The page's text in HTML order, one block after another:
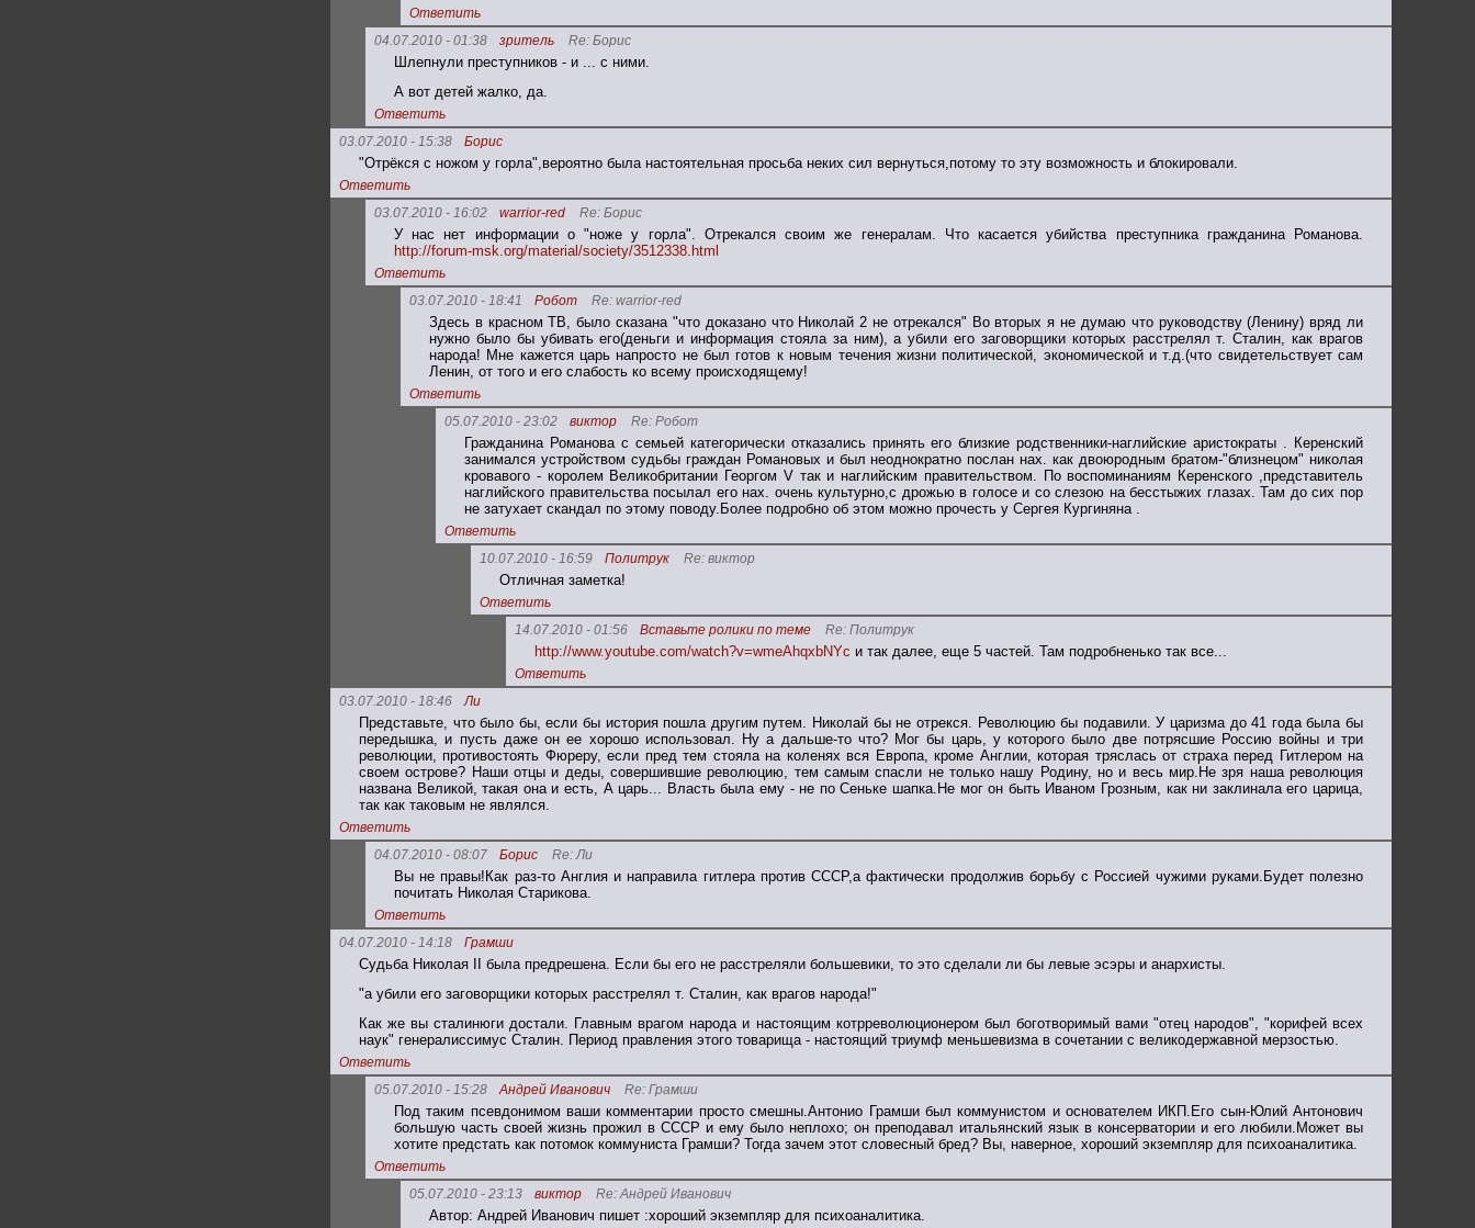
Ответить
04.07.2010 - 01:38
зритель Re: Борис
Шлепнули преступников - и ... с ними.
А вот детей жалко, да.
Ответить
03.07.2010 - 15:38
Борис
"Отрёкся с ножом у горла",вероятно была настоятельная просьба неких сил вернуться,потому то эту возможность и блокировали.
Ответить
03.07.2010 - 16:02
warrior-red Re: Борис
У нас нет информации о "ноже у горла". Отрекался своим же генералам. Что касается убийства преступника гражданина Романова.
http://forum-msk.org/material/society/3512338.html
Ответить
03.07.2010 - 18:41
Робот Re: warrior-red
Здесь в красном ТВ, было сказана "что доказано что Николай 2 не отрекался" Во вторых я не думаю что руководству (Ленину) вряд ли
нужно было бы убивать его(деньги и информация стояла за ним), а убили его заговорщики которых расстрелял т. Сталин, как врагов
народа! Мне кажется царь напросто не был готов к новым течения жизни политической, экономической и т.д.(что свидетельствует сам
Ленин, от того и его слабость ко всему происходящему!
Ответить
05.07.2010 - 23:02
виктор Re: Робот
Гражданина Романова с семьей категорически отказались принять его близкие родственники-наглийские аристократы . Керенский
занимался устройством судьбы граждан Романовых и был неоднократно послан нах. как двоюродным братом-"близнецом" николая
кровавого - королем Великобритании Георгом V так и наглийским правительством. По воспоминаниям Керенского ,представитель
наглийского правительства посылал его нах. очень культурно,с дрожью в голосе и со слезою на бесстыжих глазах. Там до сих пор
не затухает скандал по этому поводу.Более подробно об этом можно прочесть у Сергея Кургиняна .
Ответить
10.07.2010 - 16:59
Политрук Re: виктор
Отличная заметка!
Ответить
14.07.2010 - 01:56
Вставьте ролики по теме Re: Политрук
http://www.youtube.com/watch?v=wmeAhqxbNYc и так далее, еще 5 частей. Там подробненько так все...
Ответить
03.07.2010 - 18:46
Ли
Представьте, что было бы, если бы история пошла другим путем. Николай бы не отрекся. Революцию бы подавили. У царизма до 41 года была бы
передышка, и пусть даже он ее хорошо использовал. Ну а дальше-то что? Мог бы царь, у которого было две потрясшие Россию войны и три
революции, противостоять Фюреру, если пред тем стояла на коленях вся Европа, кроме Англии, которая тряслась от страха перед Гитлером на
своем острове? Наши отцы и деды, совершившие революцию, тем самым спасли не только нашу Родину, но и весь мир.Не зря наша революция
названа Великой, такая она и есть, А царь... Власть была ему - не по Сеньке шапка.Не мог он быть Иваном Грозным, как ни заклинала его царица,
так как таковым не являлся.
Ответить
04.07.2010 - 08:07
Борис Re: Ли
Вы не правы!Как раз-то Англия и направила гитлера против СССР,а фактически продолжив борьбу с Россией чужими руками.Будет полезно
почитать Николая Старикова.
Ответить
04.07.2010 - 14:18
Грамши
Судьба Николая II была предрешена. Если бы его не расстреляли большевики, то это сделали ли бы левые эсэры и анархисты.
"а убили его заговорщики которых расстрелял т. Сталин, как врагов народа!"
Как же вы сталинюги достали. Главным врагом народа и настоящим котрреволюционером был боготворимый вами "отец народов", "корифей всех
наук" генералиссимус Сталин. Период правления этого товарища - настоящий триумф меньшевизма в сочетании с великодержавной мерзостью.
Ответить
05.07.2010 - 15:28
Андрей Иванович Re: Грамши
Под таким псевдонимом ваши комментарии просто смешны.Антонио Грамши был коммунистом и основателем ИКП.Его сын-Юлий Антонович
большую часть своей жизнь прожил в СССР и ему было неплохо; он преподавал итальянский язык в консерватории и его любили.Может вы
хотите предстать как потомок коммуниста Грамши? Тогда зачем этот словесный бред? Вы, наверное, хороший экземпляр для психоаналитика.
Ответить
05.07.2010 - 23:13
виктор Re: Андрей Иванович
Автор: Андрей Иванович пишет :хороший экземпляр для психоаналитика.